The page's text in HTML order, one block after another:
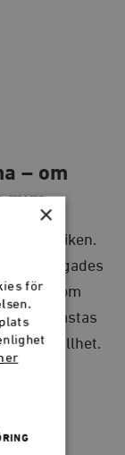
– om
rum
fysiken.
tvingades
som
förkastas
×
för